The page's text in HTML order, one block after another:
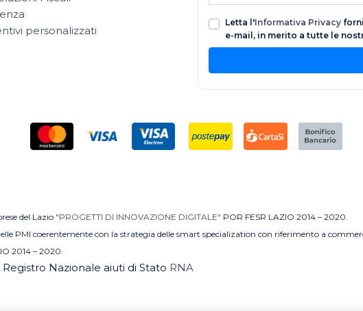
personalizzati
Letta l'Informativa Privacy
e-mail, in merito a tutte le
del Lazio "PROGETTI DI INNOVAZIONE DIGITALE" POR FESR LAZIO 2014 – 2020.
PMI coerentemente con la strategia delle smart specialization con riferimento a
2014 – 2020.
Nazionale aiuti di Stato RNA